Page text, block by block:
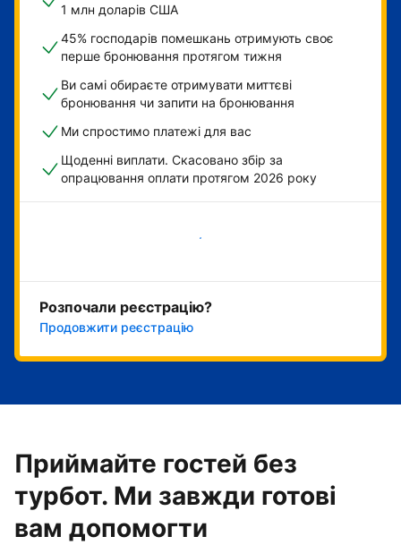
1 млн доларів США
45% господарів помешкань отримують своє
перше бронювання протягом тижня
Ви самі обираєте отримувати миттєві
бронювання чи запити на бронювання
Ми спростимо платежі для вас
Щоденні виплати. Скасовано збір за
опрацювання оплати протягом 2026 року
Розпочати зараз
Розпочали реєстрацію?
Продовжити реєстрацію
Приймайте гостей без
турбот. Ми завжди готові
вам допомогти